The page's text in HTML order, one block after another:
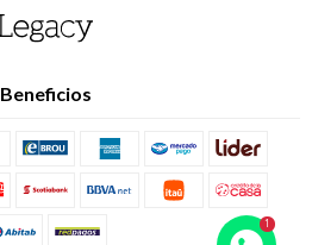
Beneficios